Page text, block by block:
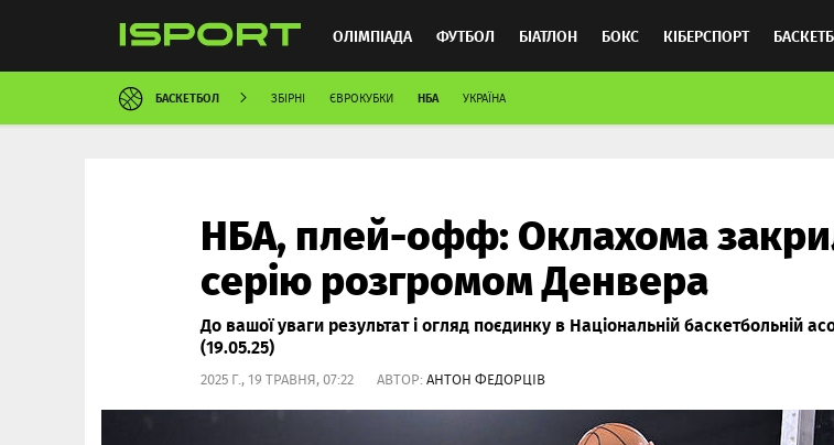
ОЛІМПІАДА ФУТБОЛ БІАТЛОН БОКС КІБЕРСПОРТ
ММА АВТОСПОРТ
БАСКЕТБОЛ ЗБІРНІ ЄВРОКУБКИ НБА УКРАЇНА
НБА, плей-офф: Оклахома
серію розгромом Денвера
До вашої уваги результат і огляд поєдинку в Національній баскетбольній
(19.05.25)
2025 Г., 19 ТРАВНЯ, 07:22 АВТОР: АНТОН ФЕДОРЦІВ